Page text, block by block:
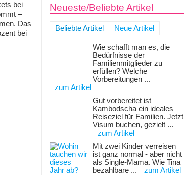
bei
–
Das
bei
Neueste/Beliebte Artikel
Beliebte Artikel Neue Artikel
Wie schafft man es, die
Bedürfnisse der
Familienmitglieder zu
erfüllen? Welche
Vorbereitungen ...
zum Artikel
Gut vorbereitet ist
Kambodscha ein ideales
Reiseziel für Familien. Jetzt
Visum buchen, gezielt ...
zum Artikel
Mit zwei Kinder verreisen
ist ganz normal - aber nicht
als Single-Mama. Wie Tina
bezahlbare ...
zum Artikel